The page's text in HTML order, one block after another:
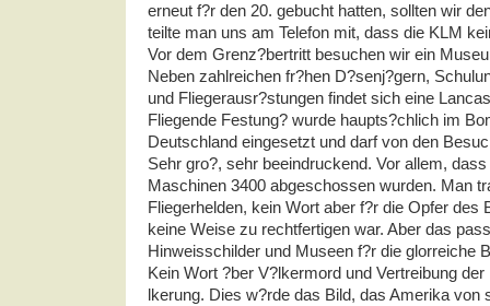
erneut f?r den 20. gebucht hatten, sollten wir
teilte man uns am Telefon mit, dass die KLM
Vor dem Grenz?bertritt besuchen wir ein
Neben zahlreichen fr?hen D?senj?gern,
und Fliegerausr?stungen findet sich eine
Fliegende Festung? wurde haupts?chlich im
Deutschland eingesetzt und darf von den
Sehr gro?, sehr beeindruckend. Vor allem,
Maschinen 3400 abgeschossen wurden. Man
Fliegerhelden, kein Wort aber f?r die Opfer des
keine Weise zu rechtfertigen war. Aber das
Hinweisschilder und Museen f?r die glorreiche
Kein Wort ?ber V?lkermord und Vertreibung
lkerung. Dies w?rde das Bild, das Amerika von